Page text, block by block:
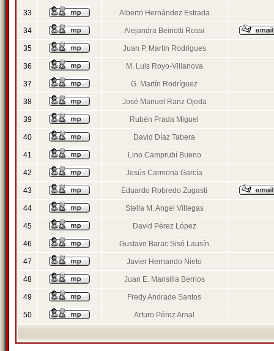
33 Alberto Hernández Estrada
34 Alejandra Beinotti Rossi
35 Juan P. Martín Rodrigues
36 M. Luis Royo-Villanova
37 G. Martín Rodríguez
38 José Manuel Ranz Ojeda
39 Rubén Prada Miguel
40 David Díaz Tabera
41 Lino Camprubí Bueno
42 Jesús Carmona García
43 Eduardo Robredo Zugasti
44 Stella M. Angel Villegas
45 David Pérez López
46 Gustavo Barac Sisó Lausín
47 Javier Hernando Nieto
48 Juan E. Mansilla Berrios
49 Fredy Andrade Santos
50 Arturo Pérez Arnal